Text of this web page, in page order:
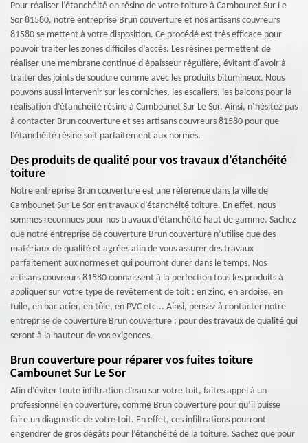
Pour réaliser l’étanchéité en résine de votre toiture à Cambounet Sur Le
Sor 81580, notre entreprise Brun couverture et nos artisans couvreurs
81580 se mettent à votre disposition. Ce procédé est très efficace pour
pouvoir traiter les zones difficiles d’accès. Les résines permettent de
réaliser une membrane continue d'épaisseur régulière, évitant d'avoir à
traiter des joints de soudure comme avec les produits bitumineux. Nous
pouvons aussi intervenir sur les corniches, les escaliers, les balcons pour la
réalisation d’étanchéité résine à Cambounet Sur Le Sor. Ainsi, n’hésitez pas
à contacter Brun couverture et ses artisans couvreurs 81580 pour que
l’étanchéité résine soit parfaitement aux normes.
Des produits de qualité pour vos travaux d’étanchéité
toiture
Notre entreprise Brun couverture est une référence dans la ville de
Cambounet Sur Le Sor en travaux d’étanchéité toiture. En effet, nous
sommes reconnues pour nos travaux d’étanchéité haut de gamme. Sachez
que notre entreprise de couverture Brun couverture n’utilise que des
matériaux de qualité et agrées afin de vous assurer des travaux
parfaitement aux normes et qui pourront durer dans le temps. Nos
artisans couvreurs 81580 connaissent à la perfection tous les produits à
appliquer sur votre type de revêtement de toit : en zinc, en ardoise, en
tuile, en bac acier, en tôle, en PVC etc... Ainsi, pensez à contacter notre
entreprise de couverture Brun couverture ; pour des travaux de qualité qui
seront à la hauteur de vos exigences.
Brun couverture pour réparer vos fuites toiture
Cambounet Sur Le Sor
Afin d’éviter toute infiltration d’eau sur votre toit, faites appel à un
professionnel en couverture, comme Brun couverture pour qu’il puisse
faire un diagnostic de votre toit. En effet, ces infiltrations pourront
engendrer de gros dégâts pour l’étanchéité de la toiture. Sachez que pour